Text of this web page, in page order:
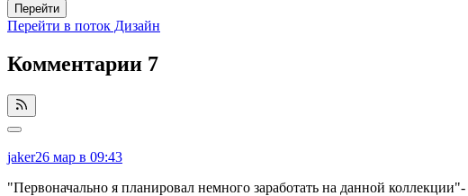
Перейти
Перейти в поток Дизайн
Комментарии 7
jaker26 мар в 09:43
"Первоначально я планировал немного заработать на данной